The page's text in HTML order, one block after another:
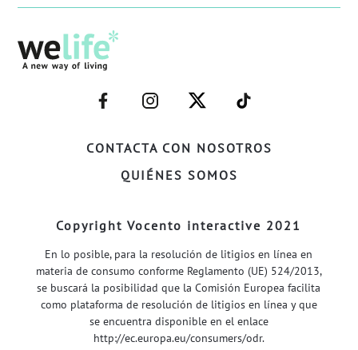
CONTACTA CON NOSOTROS
QUIÉNES SOMOS
–
FACEBOOK–
–
INSTAGRAM–
–
TWITTER–
–
WELIFE–
Copyright Vocento interactive 2021
En lo posible, para la resolución de litigios en línea en
materia de consumo conforme Reglamento (UE) 524/2013,
se buscará la posibilidad que la Comisión Europea facilita
como plataforma de resolución de litigios en línea y que
se encuentra disponible en el enlace
http://ec.europa.eu/consumers/odr.